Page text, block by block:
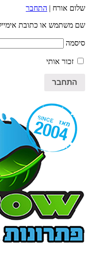
שלום אורח | התחבר
שם משתמש או כתובת
סיסמה
זכור אותי